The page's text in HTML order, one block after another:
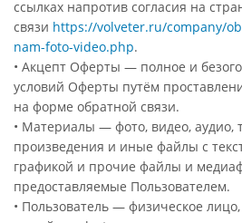
ссылках напротив согласия на
связи https://volveter.ru/company/
nam-foto-video.php.
• Акцепт Оферты — полное и
условий Оферты путём
на форме обратной связи.
• Материалы — фото, видео, аудио,
произведения и иные файлы с
графикой и прочие файлы и
предоставляемые Пользователем.
• Пользователь — физическое